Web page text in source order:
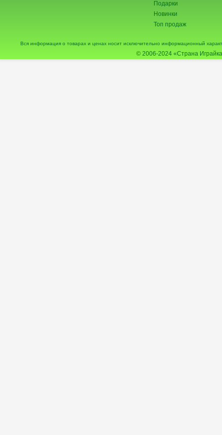
Подарки
Новинки
Топ продаж
Вся информация о товарах и ценах носит исключительно информационный
© 2006-2024 «Страна